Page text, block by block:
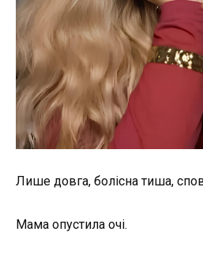
Лише довга, болісна тиша,
Мама опустила очі.